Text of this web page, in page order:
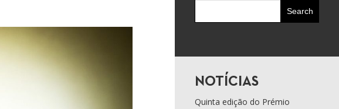
NOTÍCIAS
Quinta edição do Prémio